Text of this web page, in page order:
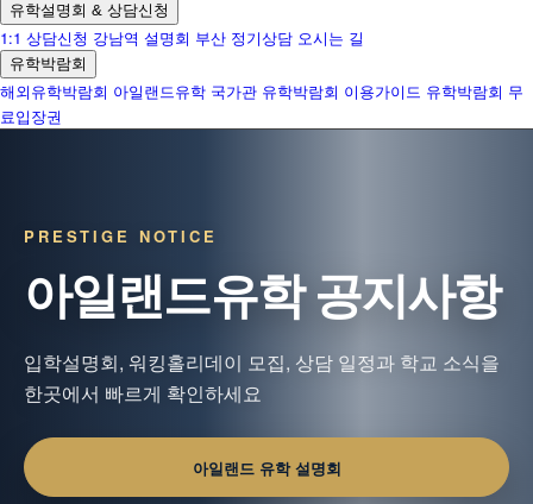
유학설명회 & 상담신청
1:1 상담신청 강남역 설명회 부산 정기상담 오시는 길
유학박람회
해외유학박람회 아일랜드유학 국가관 유학박람회 이용가이드 유학박람회 무
료입장권
PRESTIGE NOTICE
아일랜드유학 공지사항
입학설명회, 워킹홀리데이 모집, 상담 일정과 학교 소식을
한곳에서 빠르게 확인하세요
아일랜드 유학 설명회